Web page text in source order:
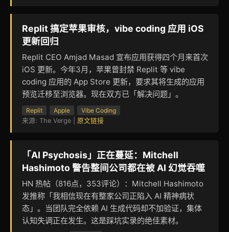
Replit 搞定苹果审核，vibe coding 应用 iOS
更新回归
Replit CEO Amjad Masad 宣布应用获得四个月来首次
iOS 更新。今年3月，苹果曾封禁 Replit 等 vibe
coding 应用的 App Store 更新，要求其将生成的应用
预览迁移至浏览器。现在双方已「解决问题」。
Replit Apple
Vibe Coding
来源: The Verge | 原文链接
「AI Psychosis」正在蔓延：Mitchell
Hashimoto 警告整间公司都在被 AI 幻觉吞噬
HN 热帖（816点，353评论）：Mitchell Hashimoto
发推称「我相信现在有整家公司正陷入 AI 精神病状
态」。当团队完全依赖 AI 生成代码却不加验证，集体
认知失调正在发生。这是踩坑实录的绝佳素材。